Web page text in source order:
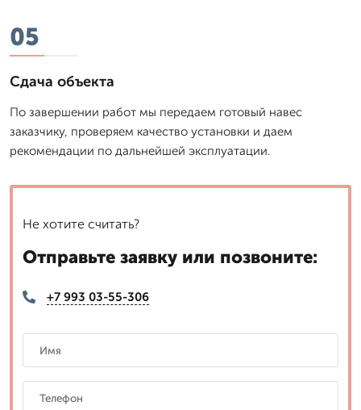
05
Сдача объекта
По завершении работ мы передаем готовый навес
заказчику, проверяем качество установки и даем
рекомендации по дальнейшей эксплуатации.
Не хотите считать?
Отправьте заявку или позвоните:
+7 993 03-55-306